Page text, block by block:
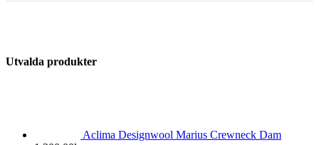
Utvalda produkter
Aclima Designwool Marius Crewneck Dam